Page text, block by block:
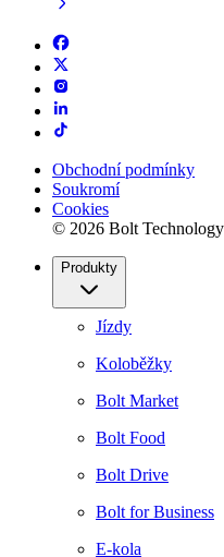
Obchodní podmínky
Soukromí
Cookies
© 2026 Bolt
Produkty
Jízdy
Koloběžky
Bolt Market
Bolt Food
Bolt Drive
Bolt for Business
E-kola